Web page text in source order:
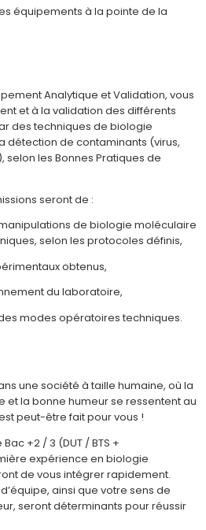
équipements à la pointe de la
Analytique et Validation, vous
et à la validation des différents
des techniques de biologie
détection de contaminants (virus,
les Bonnes Pratiques de
seront de :
de biologie moléculaire
selon les protocoles définis,
obtenus,
du laboratoire,
modes opératoires techniques.
une société à taille humaine, où la
et la bonne humeur se ressentent au
peut-être fait pour vous !
+2 / 3 (DUT / BTS +
expérience en biologie
de vous intégrer rapidement.
ainsi que votre sens de
seront déterminants pour réussir